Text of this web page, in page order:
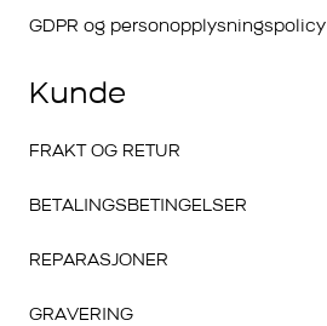
GDPR og personopplysningspolicy
Kunde
FRAKT OG RETUR
BETALINGSBETINGELSER
REPARASJONER
GRAVERING